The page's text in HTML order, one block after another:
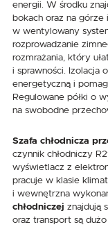
energii. W środku
bokach oraz na górze
w wentylowany
rozprowadzanie
rozmrażania, który
i sprawności. Izolacja
energetyczną i
Regulowane półki o
na swobodne
Szafa chłodnicza
czynnik chłodniczy
wyświetlacz z
pracuje w klasie
i wewnętrzna
chłodniczej znajdują
oraz transport są